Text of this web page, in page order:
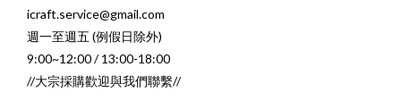
icraft.service@gmail.com
週一至週五 (例假日除外)
9:00~12:00 / 13:00-18:00
//大宗採購歡迎與我們聯繫//